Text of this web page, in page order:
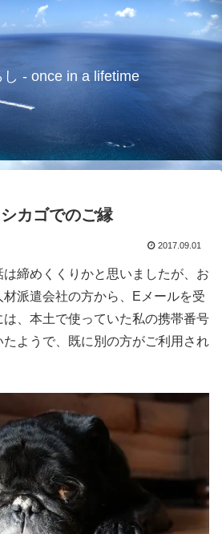
- once in a lifetime
カゴでのご縁
2017.09.01
締めくくりかと思いましたが、お
派遣会社の方から、Eメールを受
、本土で使っていた私の携帯番号
ようで、既に別の方がご利用され